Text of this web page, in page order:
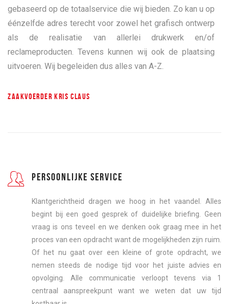
gebaseerd op de totaalservice die wij bieden. Zo kan u op
éénzelfde adres terecht voor zowel het grafisch ontwerp
als de realisatie van allerlei drukwerk en/of
reclameproducten. Tevens kunnen wij ook de plaatsing
uitvoeren. Wij begeleiden dus alles van A-Z.
ZAAKVOERDER KRIS CLAUS
PERSOONLIJKE SERVICE
Klantgerichtheid dragen we hoog in het vaandel. Alles
begint bij een goed gesprek of duidelijke briefing. Geen
vraag is ons teveel en we denken ook graag mee in het
proces van een opdracht want de mogelijkheden zijn ruim.
Of het nu gaat over een kleine of grote opdracht, we
nemen steeds de nodige tijd voor het juiste advies en
opvolging. Alle communicatie verloopt tevens via 1
centraal aanspreekpunt want we weten dat uw tijd